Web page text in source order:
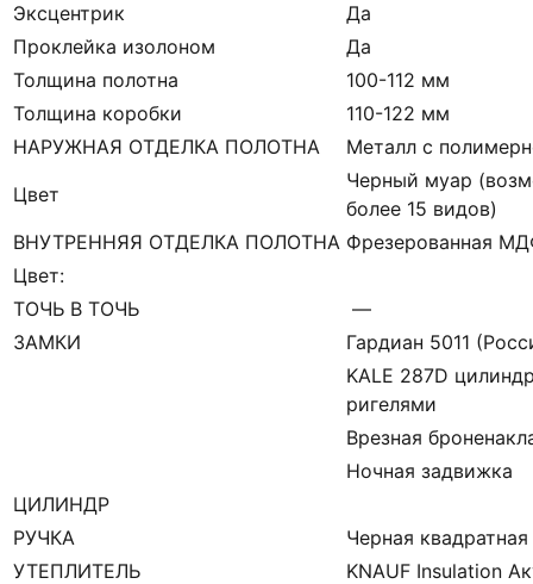
Эксцентрик
Да
Проклейка изолоном
Да
Толщина полотна
100-112 мм
Толщина коробки
110-122 мм
НАРУЖНАЯ ОТДЕЛКА ПОЛОТНА
Металл с
Цвет
Черный муар
более 15 видов)
ВНУТРЕННЯЯ ОТДЕЛКА ПОЛОТНА Фрезерованная
Цвет:
ТОЧЬ В ТОЧЬ
—
ЗАМКИ
Гардиан 5011
KALE 287D
ригелями
Врезная
Ночная задвижка
ЦИЛИНДР
РУЧКА
Черная
УТЕПЛИТЕЛЬ
KNAUF Insulation